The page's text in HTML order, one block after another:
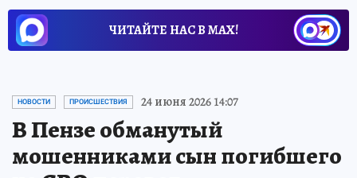
ЧИТАЙТЕ НАС В МАХ!
НОВОСТИ ПРОИСШЕСТВИЯ 24 июня 2026 14:07
В Пензе обманутый
мошенниками сын погибшего